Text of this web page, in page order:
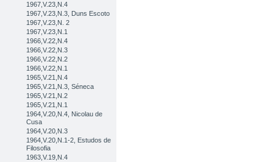
1967,V.23,N.4
1967,V.23,N.3, Duns Escoto
1967,V.23,N. 2
1967,V.23,N.1
1966,V.22,N.4
1966,V.22,N.3
1966,V.22,N.2
1966,V.22,N.1
1965,V.21,N.4
1965,V.21,N.3, Séneca
1965,V.21,N.2
1965,V.21,N.1
1964,V.20,N.4, Nicolau de
Cusa
1964,V.20,N.3
1964,V.20,N.1-2, Estudos de
Filosofia
1963,V.19,N.4